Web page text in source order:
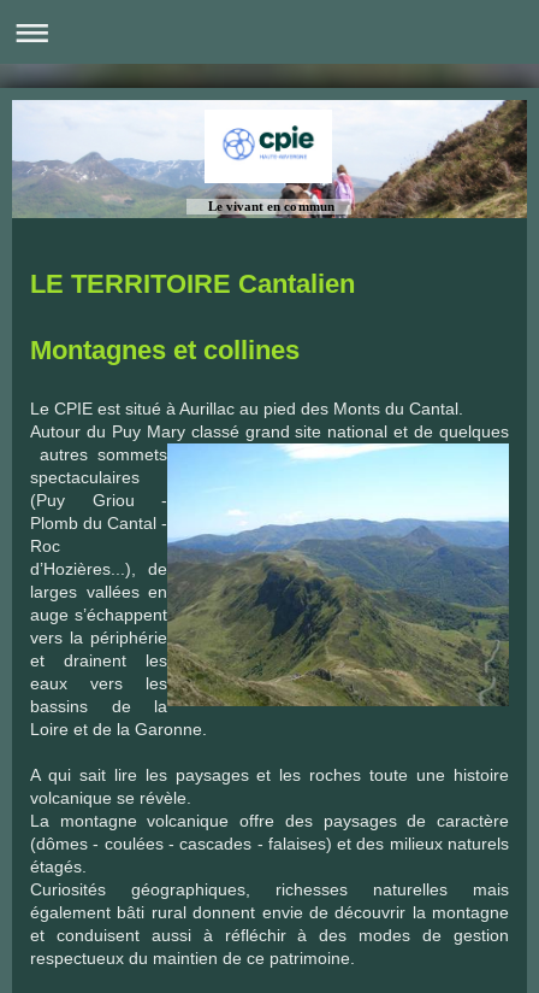
Le vivant en commun
LE TERRITOIRE Cantalien
Montagnes et collines
Le CPIE est situé à Aurillac au pied des Monts du Cantal.
Autour du Puy Mary classé grand site national et de quelques
autres sommets
spectaculaires
(Puy Griou -
Plomb du Cantal -
Roc
d’Hozières...), de
larges vallées en
auge s’échappent
vers la périphérie
et drainent les
eaux vers les
bassins de la
Loire et de la Garonne.
A qui sait lire les paysages et les roches toute une histoire
volcanique se révèle.
La montagne volcanique offre des paysages de caractère
(dômes - coulées - cascades - falaises) et des milieux naturels
étagés.
Curiosités géographiques, richesses naturelles mais
également bâti rural donnent envie de découvrir la montagne
et conduisent aussi à réfléchir à des modes de gestion
respectueux du maintien de ce patrimoine.